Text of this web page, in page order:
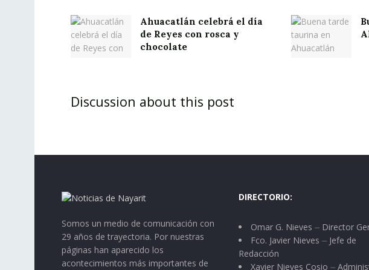
Ahuacatlán celebrá el día
de Reyes con rosca y
chocolate
Discussion about this post
Somos un medio de comunicación con
29 años de trayectoria. Por nuestras
páginas han aparecido los
acontecimientos más importantes de
DIRECTORIO:
Omar G. Nieves ⏤ Director
Fco. Javier Nieves ⏤ Jefe de
Redacción
Xavier Nieves Cosio ⏤